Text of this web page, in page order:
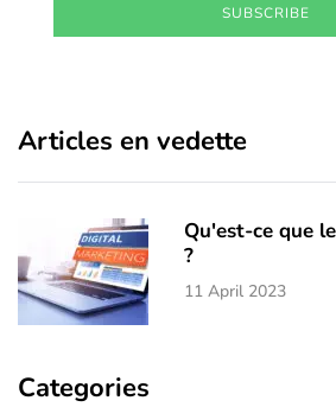
SUBSCRIBE
Articles en vedette
Qu'est-ce que
?
11 April 2023
Categories